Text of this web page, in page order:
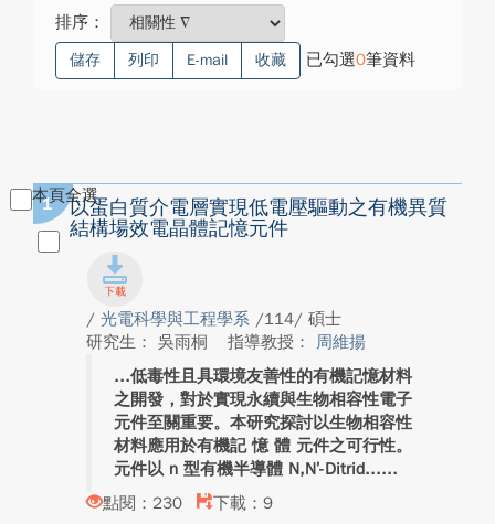
排序：
儲存 列印 E-mail 收藏 已勾選0筆資料
本頁全選
1
以蛋白質介電層實現低電壓驅動之有機異質
結構場效電晶體記憶元件
/ 光電科學與工程學系 /114/ 碩士
研究生： 吳雨桐
指導教授： 周維揚
低毒性且具環境友善性的有機記憶材料
之開發，對於實現永續與生物相容性電子
元件至關重要。本研究探討以生物相容性
材料應用於有機記 憶 體 元件之可行性。
元件以 n 型有機半導體 N,N’-Ditrid...
點閱：230
下載：9